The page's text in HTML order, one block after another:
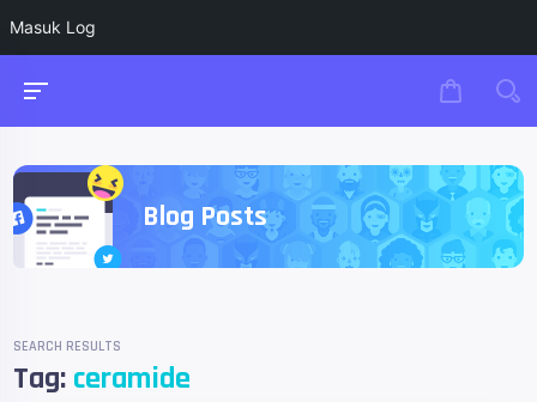
Masuk Log
Blog Posts
SEARCH RESULTS
Tag: ceramide